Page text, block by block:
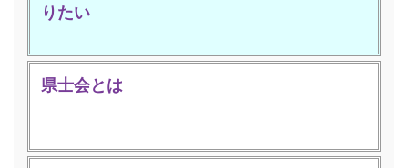
りたい
県士会とは